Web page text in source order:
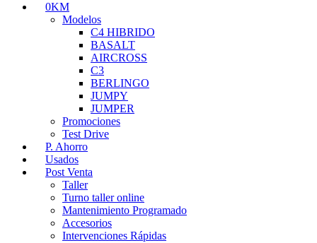
0KM
Modelos
C4 HIBRIDO
BASALT
AIRCROSS
C3
BERLINGO
JUMPY
JUMPER
Promociones
Test Drive
P. Ahorro
Usados
Post Venta
Taller
Turno taller online
Mantenimiento Programado
Accesorios
Intervenciones Rápidas